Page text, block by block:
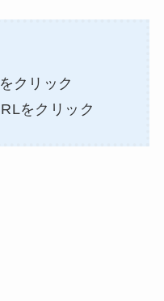
クリック
をクリック